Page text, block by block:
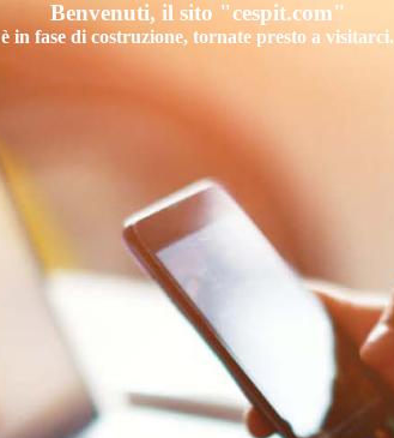
Benvenuti, il sito "cespit.com"
è in fase di costruzione, tornate presto a visitarci.